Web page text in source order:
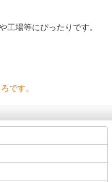
工場等にぴったりです。
です。